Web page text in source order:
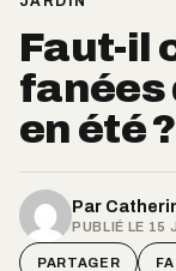
Faut-il
fanées
en été ?
Par
PUBLIÉ LE 15
PARTAGER